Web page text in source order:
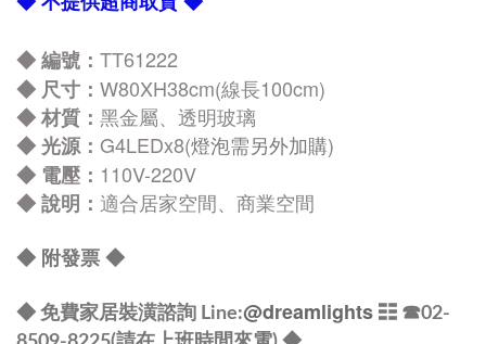
◆ 編號： TT61222
◆ 尺寸： W80XH38cm(線長100cm)
◆材質： 黑金屬、 透明玻璃
◆光源： G4LEDx8(燈泡需另外加購)
◆ 電壓： 110V-220V
◆說明： 適合居家空間、商業空間
◆ 附發票◆
◆ 免費家居裝潢諮詢 Line:@dreamlights ☷ ☎02-